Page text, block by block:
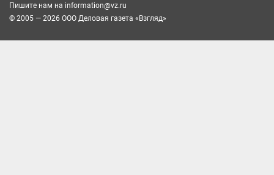
Пишите нам на information@vz.ru
© 2005 — 2026 ООО Деловая газета «Взгляд»